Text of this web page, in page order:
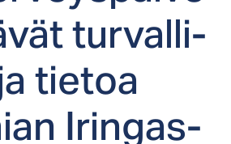
tur­val­li­
tie­toa